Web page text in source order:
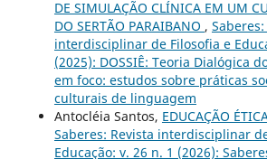
DE SIMULAÇÃO CLÍNICA EM UM
DO SERTÃO PARAIBANO ,
interdisciplinar de Filosofia e
(2025): DOSSIÊ: Teoria Dialógica
em foco: estudos sobre práticas
culturais de linguagem
Antocléia Santos, EDUCAÇÃO
Saberes: Revista interdisciplinar
Educação: v. 26 n. 1 (2026):